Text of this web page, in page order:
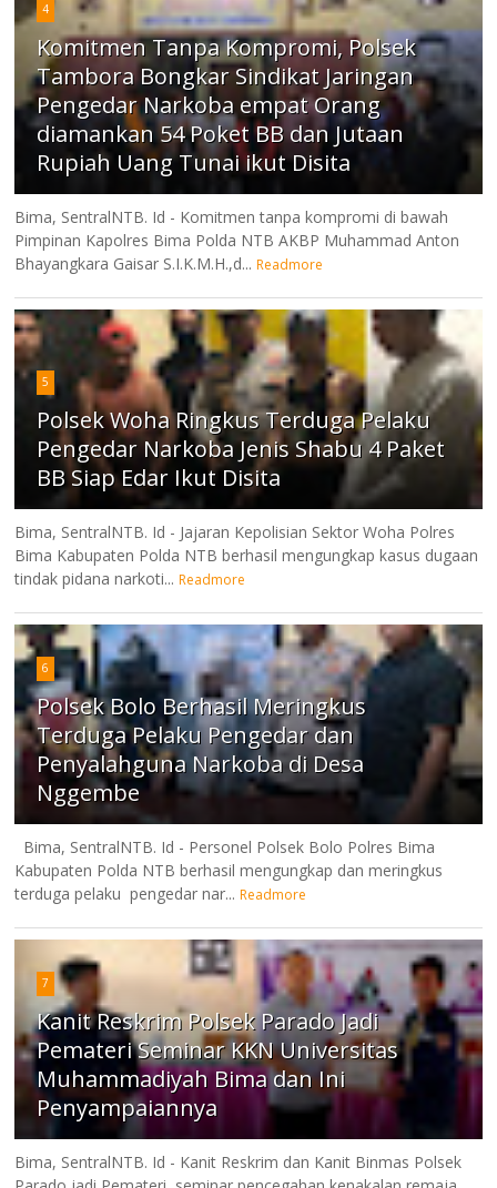
4
Komitmen Tanpa Kompromi, Polsek
Tambora Bongkar Sindikat Jaringan
Pengedar Narkoba empat Orang
diamankan 54 Poket BB dan Jutaan
Rupiah Uang Tunai ikut Disita
Bima, SentralNTB. Id - Komitmen tanpa kompromi di bawah
Pimpinan Kapolres Bima Polda NTB AKBP Muhammad Anton
Bhayangkara Gaisar S.I.K.M.H.,d... Readmore
5
Polsek Woha Ringkus Terduga Pelaku
Pengedar Narkoba Jenis Shabu 4 Paket
BB Siap Edar Ikut Disita
Bima, SentralNTB. Id - Jajaran Kepolisian Sektor Woha Polres
Bima Kabupaten Polda NTB berhasil mengungkap kasus dugaan
tindak pidana narkoti... Readmore
6
Polsek Bolo Berhasil Meringkus
Terduga Pelaku Pengedar dan
Penyalahguna Narkoba di Desa
Nggembe
Bima, SentralNTB. Id - Personel Polsek Bolo Polres Bima
Kabupaten Polda NTB berhasil mengungkap dan meringkus
terduga pelaku pengedar nar... Readmore
7
Kanit Reskrim Polsek Parado Jadi
Pemateri Seminar KKN Universitas
Muhammadiyah Bima dan Ini
Penyampaiannya
Bima, SentralNTB. Id - Kanit Reskrim dan Kanit Binmas Polsek